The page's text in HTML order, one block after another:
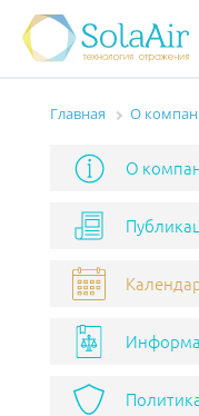
Главная О
О